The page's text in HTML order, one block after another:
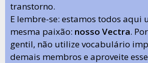
transtorno.
E lembre-se: estamos todos aqui
mesma paixão: nosso Vectra.
gentil, não utilize vocabulário
demais membros e aproveite